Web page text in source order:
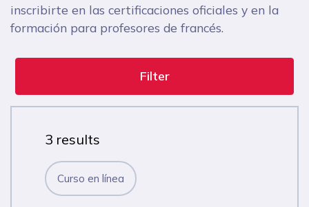
inscribirte en las certificaciones oficiales y en la
formación para profesores de francés.
Filter
3 results
Curso en línea